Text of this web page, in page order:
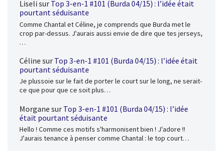
Liseli sur Top 3-en-1 #101 (Burda 04/15) : l’idée était
pourtant séduisante
Comme Chantal et Céline, je comprends que Burda met le
crop par-dessus. J'aurais aussi envie de dire que tes jerseys,
…
Céline sur Top 3-en-1 #101 (Burda 04/15) : l’idée était
pourtant séduisante
Je plussoie sur le fait de porter le court sur le long, ne serait-
ce que pour que ce soit plus…
Morgane sur Top 3-en-1 #101 (Burda 04/15) : l’idée
était pourtant séduisante
Hello ! Comme ces motifs s'harmonisent bien ! J'adore !!
J'aurais tenance à penser comme Chantal : le top court…